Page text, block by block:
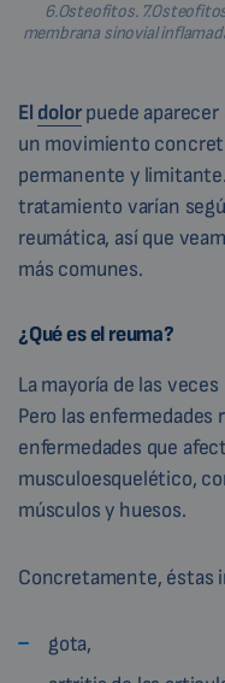
6.Osteofitos.
membrana sinovial
El dolorpuede aparecer
un movimiento
permanente y
tratamiento varían
reumática, así que
más comunes.
¿Qué es el reuma?
La mayoría de las
Pero las
enfermedades que
musculoesquelético,
músculos y huesos.
Concretamente, éstas
gota,